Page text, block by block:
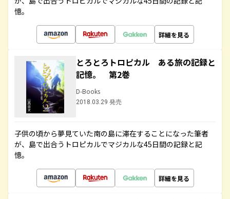
憶。
詳細を見る
とろとろトロピカル ある旅の記録と
記憶。 第2巻
D-Books
2018.03.29 発売
子供の頃から夢見ていた南の島に滞在することになった筆者
が、島で出合うトロピカルでマジカルな45日間の記録と記
憶。
詳細を見る